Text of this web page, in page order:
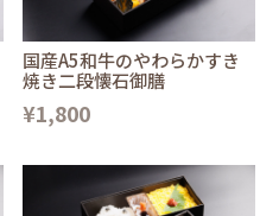
国産A5和牛のやわらかすき
焼き二段懐石御膳
¥1,800